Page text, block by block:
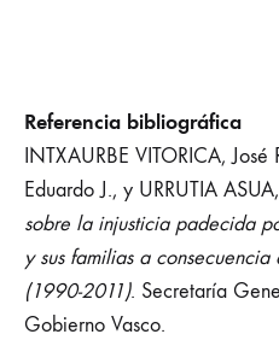
Referencia bibliográfica
INTXAURBE VITORICA, José
Eduardo J., y URRUTIA
sobre la injusticia padecida
y sus familias a
(1990-2011). Secretaría
Gobierno Vasco.